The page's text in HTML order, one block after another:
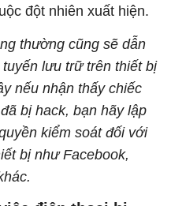
đột nhiên xuất hiện.
thường cũng sẽ dẫn
lưu trữ trên thiết bị
nếu nhận thấy chiếc
bị hack, bạn hãy lập
kiểm soát đối với
bị như Facebook,